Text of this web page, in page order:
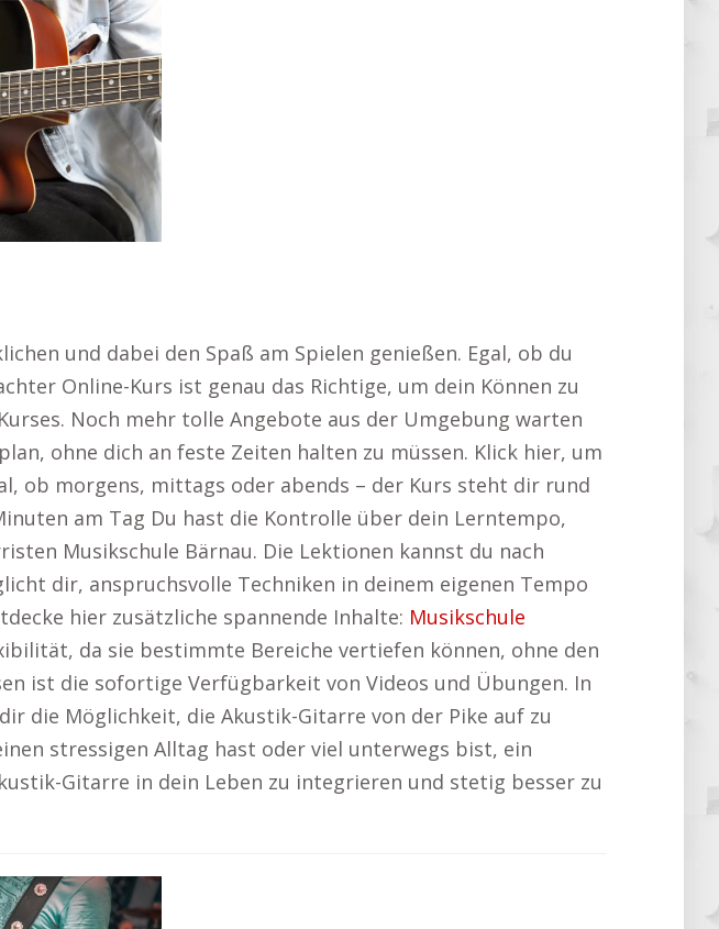
und dabei den Spaß am Spielen genießen. Egal, ob du
Online-Kurs ist genau das Richtige, um dein Können zu
Noch mehr tolle Angebote aus der Umgebung warten
ohne dich an feste Zeiten halten zu müssen. Klick hier, um
ob morgens, mittags oder abends – der Kurs steht dir rund
am Tag Du hast die Kontrolle über dein Lerntempo,
Musikschule Bärnau. Die Lektionen kannst du nach
dir, anspruchsvolle Techniken in deinem eigenen Tempo
hier zusätzliche spannende Inhalte: Musikschule
da sie bestimmte Bereiche vertiefen können, ohne den
ist die sofortige Verfügbarkeit von Videos und Übungen. In
die Möglichkeit, die Akustik-Gitarre von der Pike auf zu
stressigen Alltag hast oder viel unterwegs bist, ein
Gitarre in dein Leben zu integrieren und stetig besser zu